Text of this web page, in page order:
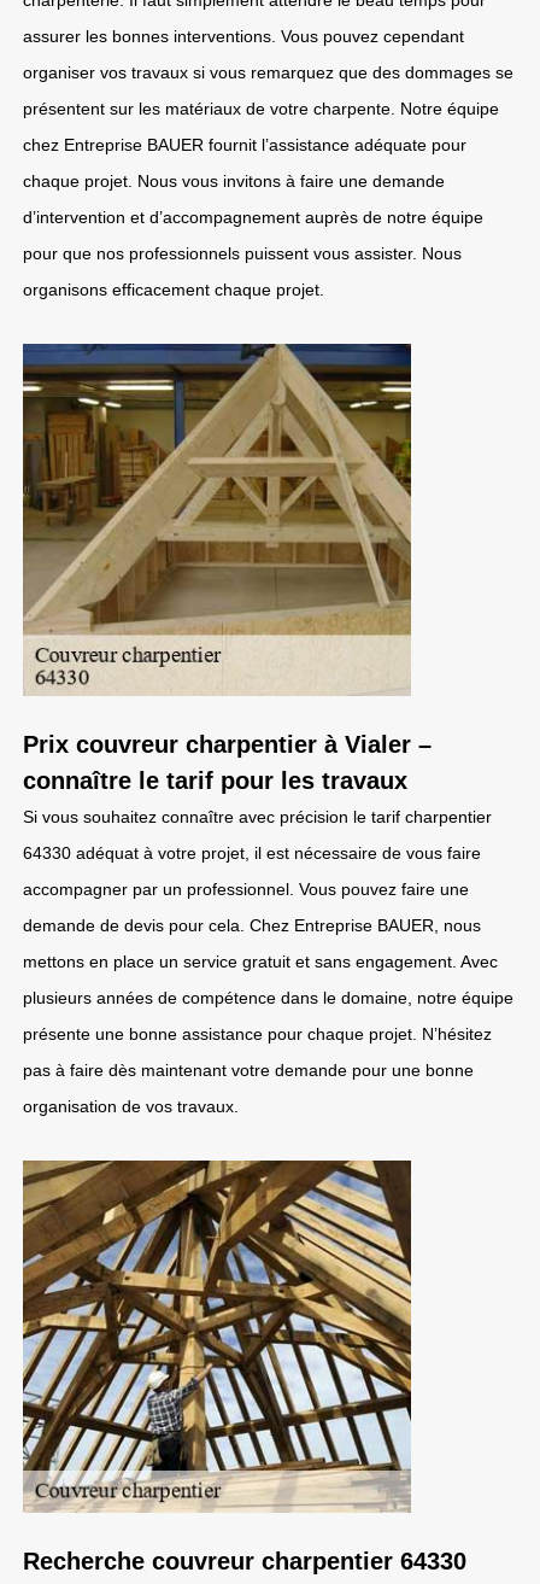
assurer les bonnes interventions. Vous pouvez cependant
organiser vos travaux si vous remarquez que des dommages se
présentent sur les matériaux de votre charpente. Notre équipe
chez Entreprise BAUER fournit l’assistance adéquate pour
chaque projet. Nous vous invitons à faire une demande
d’intervention et d’accompagnement auprès de notre équipe
pour que nos professionnels puissent vous assister. Nous
organisons efficacement chaque projet.
Prix couvreur charpentier à Vialer –
connaître le tarif pour les travaux
Si vous souhaitez connaître avec précision le tarif charpentier
64330 adéquat à votre projet, il est nécessaire de vous faire
accompagner par un professionnel. Vous pouvez faire une
demande de devis pour cela. Chez Entreprise BAUER, nous
mettons en place un service gratuit et sans engagement. Avec
plusieurs années de compétence dans le domaine, notre équipe
présente une bonne assistance pour chaque projet. N’hésitez
pas à faire dès maintenant votre demande pour une bonne
organisation de vos travaux.
Recherche couvreur charpentier 64330